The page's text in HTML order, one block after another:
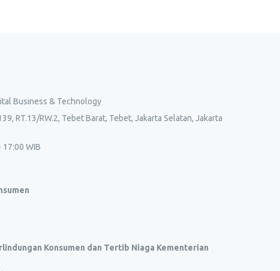
Business & Technology
RT.13/RW.2, Tebet Barat, Tebet, Jakarta Selatan, Jakarta
17:00 WIB
Konsumen dan Tertib Niaga Kementerian